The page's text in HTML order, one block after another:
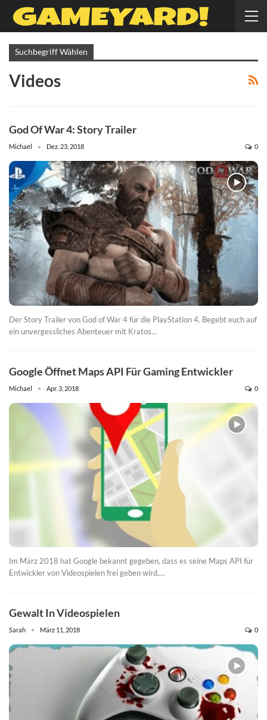
Suchbegriff Wählen
Videos
God Of War 4: Story Trailer
Michael Dez. 23, 2018 0
Der Story Trailer von God of War 4 für die PlayStation 4. Begebt euch auf
ein unvergessliches Abenteuer mit Kratos…
Google Öffnet Maps API Für Gaming Entwickler
Michael Apr. 3, 2018 0
Im März 2018 hat Google bekannt gegeben, dass es seine Maps API für
Entwickler von Videospielen frei geben wird.…
Gewalt In Videospielen
Sarah März 11, 2018 0